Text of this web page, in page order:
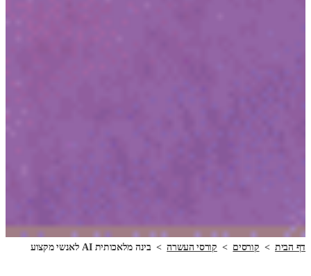
דף הבית> קורסים > קורסי העשרה>בינה מלאכותית AI לאנשי מקצוע